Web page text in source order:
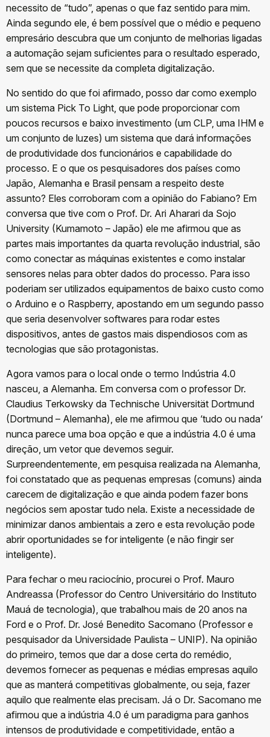
necessito de “tudo”, apenas o que faz sentido para mim.
Ainda segundo ele, é bem possível que o médio e pequeno
empresário descubra que um conjunto de melhorias ligadas
a automação sejam suficientes para o resultado esperado,
sem que se necessite da completa digitalização.
No sentido do que foi afirmado, posso dar como exemplo
um sistema Pick To Light, que pode proporcionar com
poucos recursos e baixo investimento (um CLP, uma IHM e
um conjunto de luzes) um sistema que dará informações
de produtividade dos funcionários e capabilidade do
processo. E o que os pesquisadores dos países como
Japão, Alemanha e Brasil pensam a respeito deste
assunto? Eles corroboram com a opinião do Fabiano? Em
conversa que tive com o Prof. Dr. Ari Aharari da Sojo
University (Kumamoto – Japão) ele me afirmou que as
partes mais importantes da quarta revolução industrial, são
como conectar as máquinas existentes e como instalar
sensores nelas para obter dados do processo. Para isso
poderiam ser utilizados equipamentos de baixo custo como
o Arduino e o Raspberry, apostando em um segundo passo
que seria desenvolver softwares para rodar estes
dispositivos, antes de gastos mais dispendiosos com as
tecnologias que são protagonistas.
Agora vamos para o local onde o termo Indústria 4.0
nasceu, a Alemanha. Em conversa com o professor Dr.
Claudius Terkowsky da Technische Universität Dortmund
(Dortmund – Alemanha), ele me afirmou que ‘tudo ou nada’
nunca parece uma boa opção e que a indústria 4.0 é uma
direção, um vetor que devemos seguir.
Surpreendentemente, em pesquisa realizada na Alemanha,
foi constatado que as pequenas empresas (comuns) ainda
carecem de digitalização e que ainda podem fazer bons
negócios sem apostar tudo nela. Existe a necessidade de
minimizar danos ambientais a zero e esta revolução pode
abrir oportunidades se for inteligente (e não fingir ser
inteligente).
Para fechar o meu raciocínio, procurei o Prof. Mauro
Andreassa (Professor do Centro Universitário do Instituto
Mauá de tecnologia), que trabalhou mais de 20 anos na
Ford e o Prof. Dr. José Benedito Sacomano (Professor e
pesquisador da Universidade Paulista – UNIP). Na opinião
do primeiro, temos que dar a dose certa do remédio,
devemos fornecer as pequenas e médias empresas aquilo
que as manterá competitivas globalmente, ou seja, fazer
aquilo que realmente elas precisam. Já o Dr. Sacomano me
afirmou que a indústria 4.0 é um paradigma para ganhos
intensos de produtividade e competitividade, então a